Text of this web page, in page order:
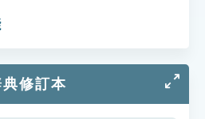
修訂本